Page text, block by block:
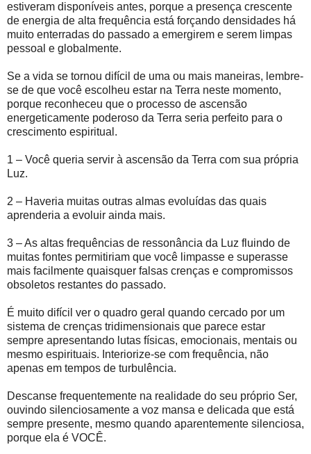
estiveram disponíveis antes, porque a presença crescente
de energia de alta frequência está forçando densidades há
muito enterradas do passado a emergirem e serem limpas
pessoal e globalmente.
Se a vida se tornou difícil de uma ou mais maneiras, lembre-
se de que você escolheu estar na Terra neste momento,
porque reconheceu que o processo de ascensão
energeticamente poderoso da Terra seria perfeito para o
crescimento espiritual.
1 – Você queria servir à ascensão da Terra com sua própria
Luz.
2 – Haveria muitas outras almas evoluídas das quais
aprenderia a evoluir ainda mais.
3 – As altas frequências de ressonância da Luz fluindo de
muitas fontes permitiriam que você limpasse e superasse
mais facilmente quaisquer falsas crenças e compromissos
obsoletos restantes do passado.
É muito difícil ver o quadro geral quando cercado por um
sistema de crenças tridimensionais que parece estar
sempre apresentando lutas físicas, emocionais, mentais ou
mesmo espirituais. Interiorize-se com frequência, não
apenas em tempos de turbulência.
Descanse frequentemente na realidade do seu próprio Ser,
ouvindo silenciosamente a voz mansa e delicada que está
sempre presente, mesmo quando aparentemente silenciosa,
porque ela é VOCÊ.